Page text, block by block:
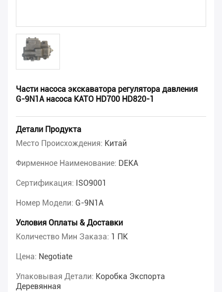
Части насоса экскаватора регулятора давления
G-9N1A насоса KATO HD700 HD820-1
Детали Продукта
Место Происхождения: Китай
Фирменное Наименование: DEKA
Сертификация: ISO9001
Номер Модели: G-9N1A
Условия Оплаты & Доставки
Количество Мин Заказа: 1 ПК
Цена: Negotiate
Упаковывая Детали: Коробка Экспорта
Деревянная